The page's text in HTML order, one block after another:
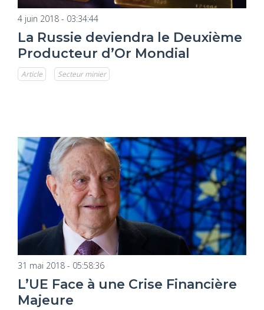
4 juin 2018 - 03:34:44
La Russie deviendra le Deuxième
Producteur d’Or Mondial
Article Secteur minier
31 mai 2018 - 05:58:36
L’UE Face à une Crise Financière
Majeure